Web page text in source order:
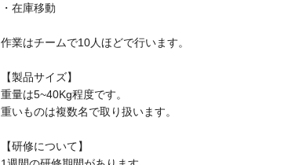
・在庫移動
作業はチームで10人ほどで行います。
【製品サイズ】
重量は5~40Kg程度です。
重いものは複数名で取り扱います。
【研修について】